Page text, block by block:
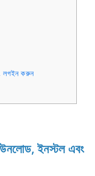
লগইন করুন
ইনস্টল এবং